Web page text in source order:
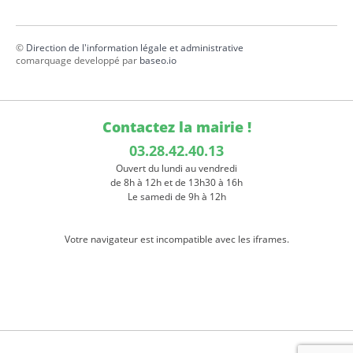
© Direction de l'information légale et administrative
comarquage developpé par baseo.io
Contactez la mairie !
03.28.42.40.13
Ouvert du lundi au vendredi
de 8h à 12h et de 13h30 à 16h
Le samedi de 9h à 12h
Votre navigateur est incompatible avec les iframes.